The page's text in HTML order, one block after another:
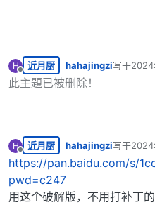
H
离线
近月厨 hahajingzi写于
最后由 编
此主題已被删除！
H
离线
近月厨 hahajingzi写于
最后由 编
https://pan.baidu.com/s/
pwd=c247
用这个破解版，不用打补丁的